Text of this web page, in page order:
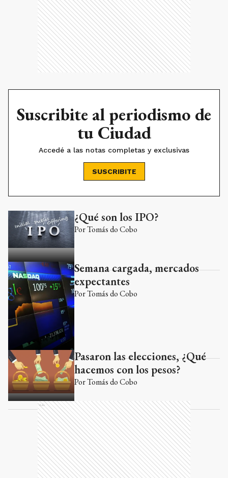
Suscribite al periodismo de
tu Ciudad
Accedé a las notas completas y exclusivas
SUSCRIBITE
¿Qué son los IPO?
PorTomás do Cobo
Semana cargada, mercados
expectantes
PorTomás do Cobo
Pasaron las elecciones, ¿Qué
hacemos con los pesos?
PorTomás do Cobo
Ads